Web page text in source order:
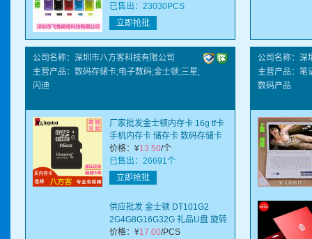
已售出：23030PCS
立即抢批
公司名称：深圳市八方客科技有限公司
主营产品：数码存储卡;电子数码;金士顿;三星;
闪迪
厂家批发金士顿内存卡 16g tf卡
手机内存卡 储存卡 数码存储卡
价格： ¥13.50/个
已售出：26691个
立即抢批
供应批发 金士顿 DT101G2
2G4G8G16G32G 礼品U盘 旋转
U盘 高速usb
价格： ¥17.00/PCS
公司名称：深
主营产品：笔
数码产品